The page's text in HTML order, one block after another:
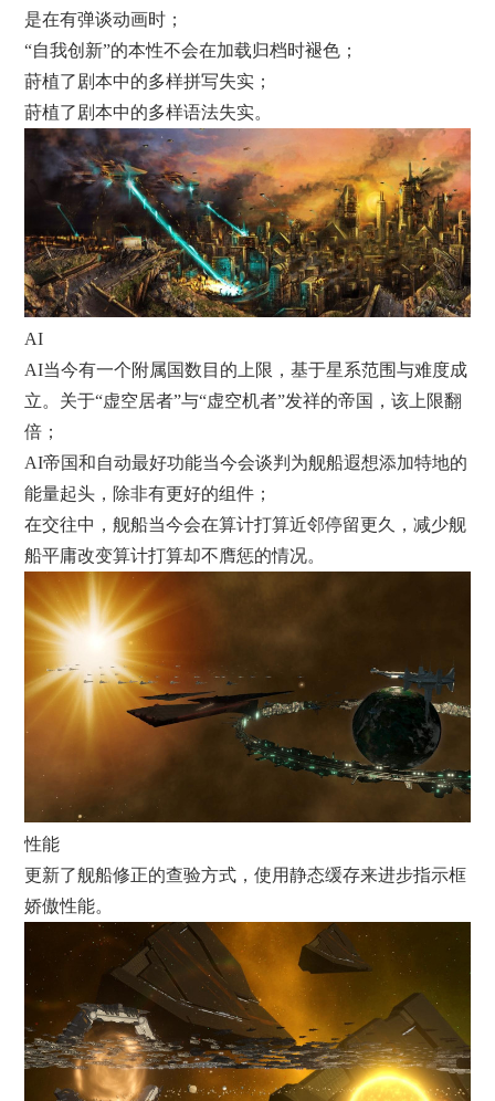
是在有弹谈动画时；
“自我创新”的本性不会在加载归档时褪色；
莳植了剧本中的多样拼写失实；
莳植了剧本中的多样语法失实。
AI
AI当今有一个附属国数目的上限，基于星系范围与难度成
立。关于“虚空居者”与“虚空机者”发祥的帝国，该上限翻
倍；
AI帝国和自动最好功能当今会谈判为舰船遐想添加特地的
能量起头，除非有更好的组件；
在交往中，舰船当今会在算计打算近邻停留更久，减少舰
船平庸改变算计打算却不膺惩的情况。
性能
更新了舰船修正的查验方式，使用静态缓存来进步指示框
娇傲性能。